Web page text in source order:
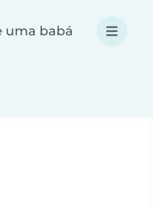
uma babá